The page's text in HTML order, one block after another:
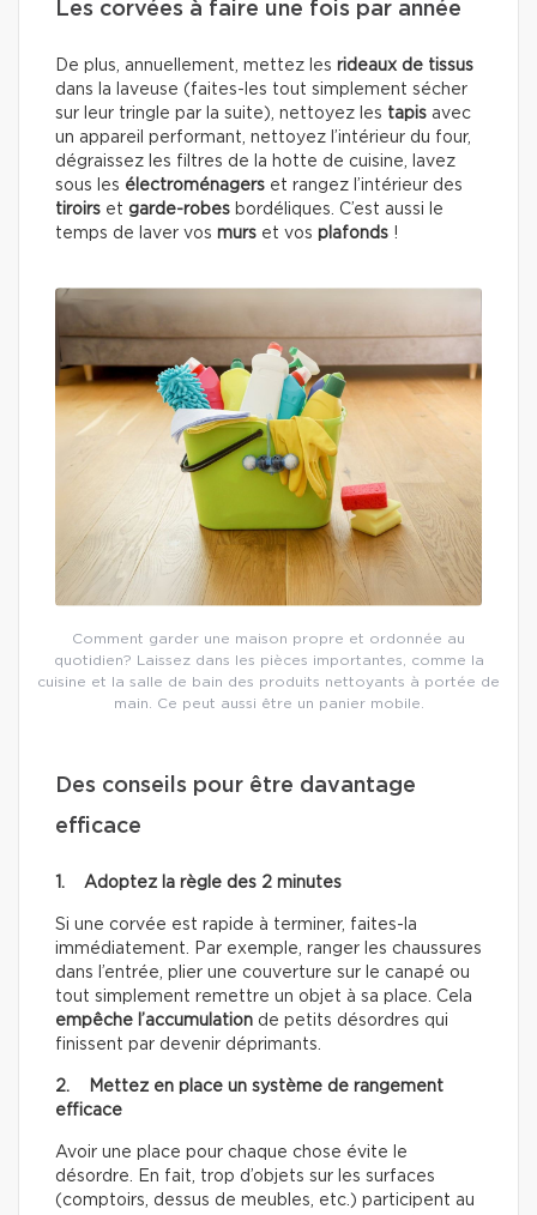
Les corvées à faire une fois par année
De plus, annuellement, mettez les rideaux de tissus
dans la laveuse (faites-les tout simplement sécher
sur leur tringle par la suite), nettoyez les tapis avec
un appareil performant, nettoyez l’intérieur du four,
dégraissez les filtres de la hotte de cuisine, lavez
sous les électroménagers et rangez l’intérieur des
tiroirs et garde-robes bordéliques. C’est aussi le
temps de laver vos murs et vos plafonds !
Comment garder une maison propre et ordonnée au
quotidien? Laissez dans les pièces importantes, comme la
cuisine et la salle de bain des produits nettoyants à portée de
main. Ce peut aussi être un panier mobile.
Des conseils pour être davantage
efficace
1. Adoptez la règle des 2 minutes
Si une corvée est rapide à terminer, faites-la
immédiatement. Par exemple, ranger les chaussures
dans l’entrée, plier une couverture sur le canapé ou
tout simplement remettre un objet à sa place. Cela
empêche l’accumulation de petits désordres qui
finissent par devenir déprimants.
2. Mettez en place un système de rangement
efficace
Avoir une place pour chaque chose évite le
désordre. En fait, trop d’objets sur les surfaces
(comptoirs, dessus de meubles, etc.) participent au